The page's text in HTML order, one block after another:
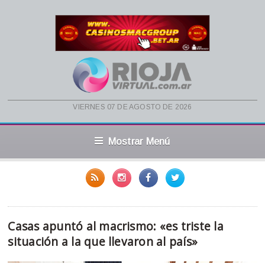
viernes 07 de agosto de 2026
Mostrar Menú
Casas apuntó al macrismo: «es triste la
situación a la que llevaron al país»